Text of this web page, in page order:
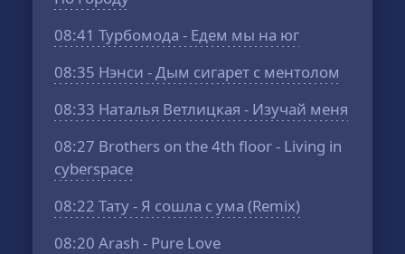
08:41 Турбомода - Едем мы на юг
08:35 Нэнси - Дым сигарет с ментолом
08:33 Наталья Ветлицкая - Изучай меня
08:27 Brothers on the 4th floor - Living in
cyberspace
08:22 Тату - Я сошла с ума (Remix)
08:20 Arash - Pure Love